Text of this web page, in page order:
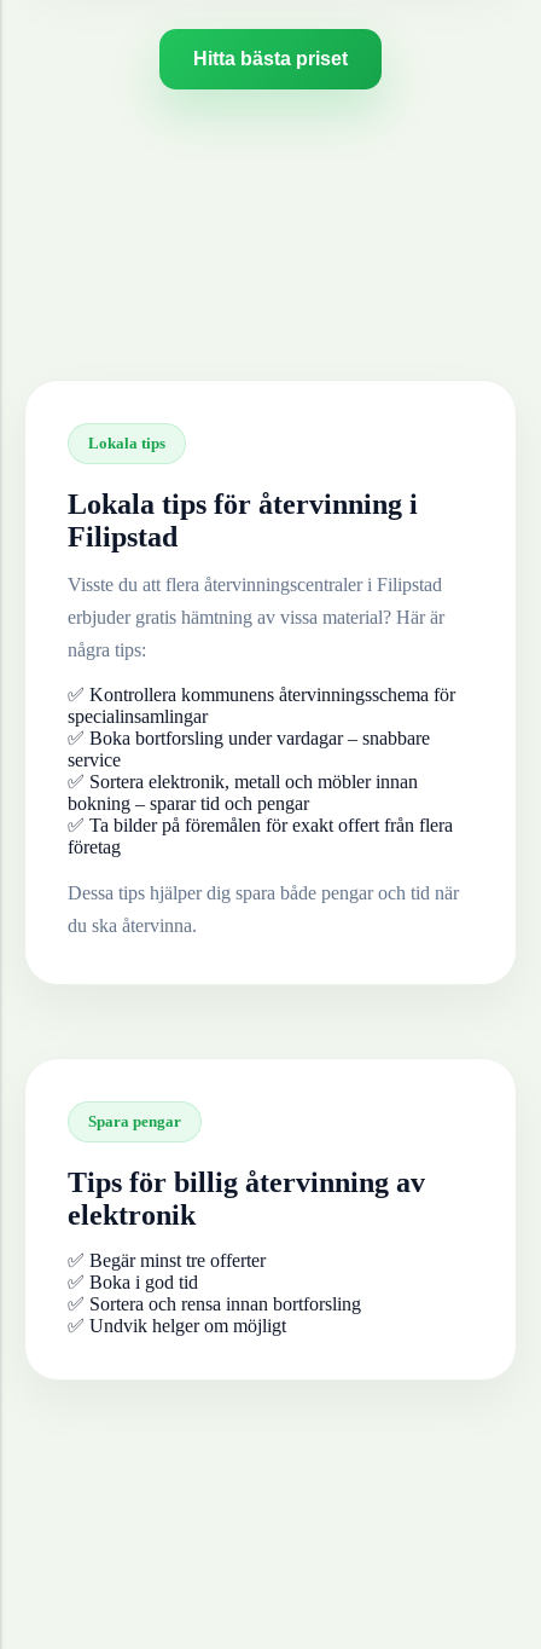
Hitta bästa priset
Lokala tips
Lokala tips för återvinning i
Filipstad
Visste du att flera återvinningscentraler i Filipstad
erbjuder gratis hämtning av vissa material? Här är
några tips:
✅ Kontrollera kommunens återvinningsschema för
specialinsamlingar
✅ Boka bortforsling under vardagar – snabbare
service
✅ Sortera elektronik, metall och möbler innan
bokning – sparar tid och pengar
✅ Ta bilder på föremålen för exakt offert från flera
företag
Dessa tips hjälper dig spara både pengar och tid när
du ska återvinna.
Spara pengar
Tips för billig återvinning av
elektronik
✅ Begär minst tre offerter
✅ Boka i god tid
✅ Sortera och rensa innan bortforsling
✅ Undvik helger om möjligt